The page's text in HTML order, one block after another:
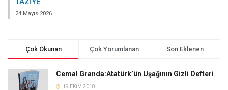
24 Mayıs 2026
Çok Okunan Çok Yorumlanan Son Eklenen
Cemal Granda:Atatürk’ün Uşağının Gizli Defteri
19 EKIM 2018